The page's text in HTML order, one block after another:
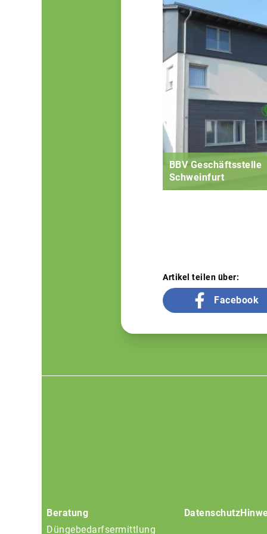
BBV Geschäftsstelle
Schweinfurt
Artikel teilen über:
Facebook
Beratung
Düngebedarfsermittlung
Datenschutz